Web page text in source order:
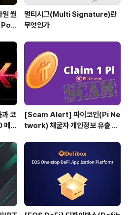
월
Poc
멀티시그(Multi Signature)란
무엇인가
코
메인
[Scam Alert] 파이코인(Pi Ne
twork) 채굴자 개인정보 유출 위